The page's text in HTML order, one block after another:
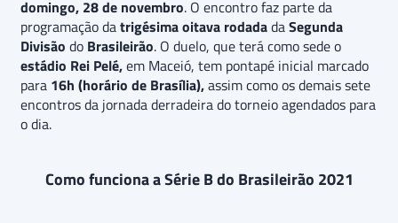
domingo, 28 de novembro. O encontro faz parte da
programação datrigésima oitava rodadadaSegunda
Divisão do Brasileirão. O duelo, que terá como sede o
estádio Rei Pelé,em Maceió, tem pontapé inicial marcado
para 16h (horário de Brasília),assim como os demais sete
encontros da jornada derradeira do torneio agendados para
o dia.
Como funciona a Série B do Brasileirão 2021